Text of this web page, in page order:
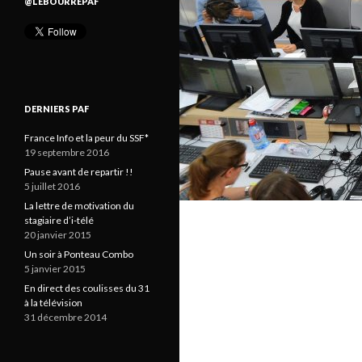
DERNIERS PAF
France Info et la peur du SSF*
19 septembre 2016
Pause avant de repartir !!
5 juillet 2016
La lettre de motivation du
stagiaire d’i-télé
20 janvier 2015
Un soir à Ponteau Combo
5 janvier 2015
En direct des coulisses du 31
à la télévision
31 décembre 2014